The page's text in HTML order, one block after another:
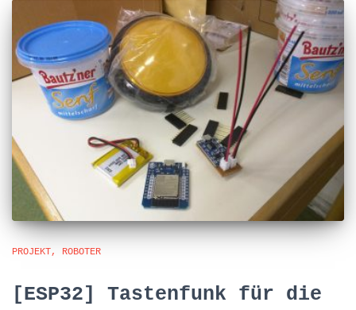
PROJEKT ROBOTER
[ESP32] Tastenfunk für die